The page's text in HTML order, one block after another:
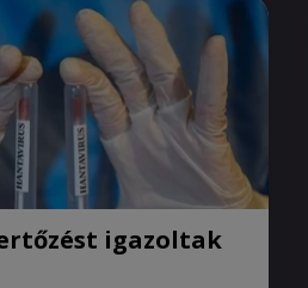
igazoltak